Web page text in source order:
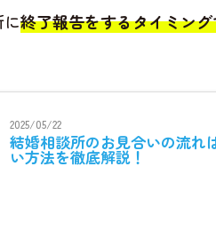
終了報告をするタイミン
2025/05/22
結婚相談所のお見合いの流れ
い方法を徹底解説！